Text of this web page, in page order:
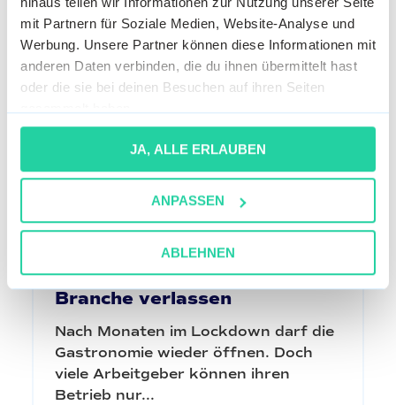
mit Partnern für Soziale Medien, Website-Analyse und
Werbung. Unsere Partner können diese Informationen mit
anderen Daten verbinden, die du ihnen übermittelt hast
oder die sie bei deinen Besuchen auf ihren Seiten
JA, ALLE ERLAUBEN
ANPASSEN
ABLEHNEN
Personalmangel in der
Gastronomie: 15% der
Gastro-Mitarbeiter haben die
Branche verlassen
Nach Monaten im Lockdown darf die
Gastronomie wieder öffnen. Doch
viele Arbeitgeber können ihren
Betrieb nur...